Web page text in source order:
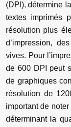
(DPI), détermine
textes imprimés
résolution plus
d’impression,
vives. Pour
de 600 DPI peut
de graphiques
résolution de
important de
déterminant la